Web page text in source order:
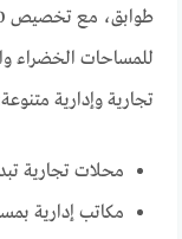
تجارية وإدارية
محلات تجارية تبدأ
مكاتب إدارية بمساحات